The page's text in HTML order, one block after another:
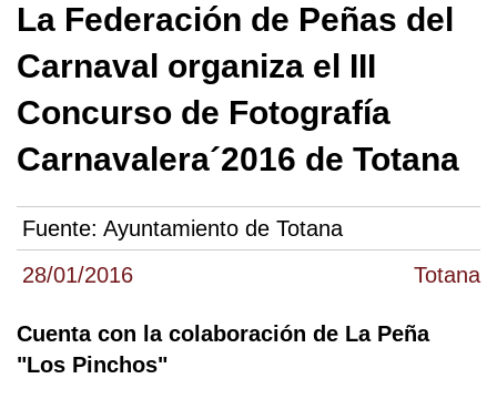
28/01/2016 Totana
La Federación de Peñas del
Carnaval organiza el III
Concurso de Fotografía
Carnavalera´2016 de Totana
Fuente: Ayuntamiento de Totana
Cuenta con la colaboración de La Peña
"Los Pinchos"